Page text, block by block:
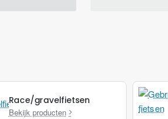
Race/gravelfietsen
Bekijk producten